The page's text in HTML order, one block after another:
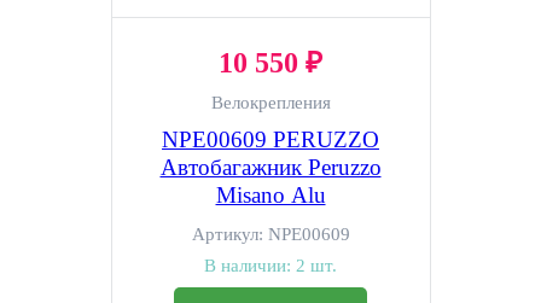
10 550 ₽
Велокрепления
NPE00609 PERUZZO
Автобагажник Peruzzo
Misano Alu
Артикул: NPE00609
В наличии: 2 шт.